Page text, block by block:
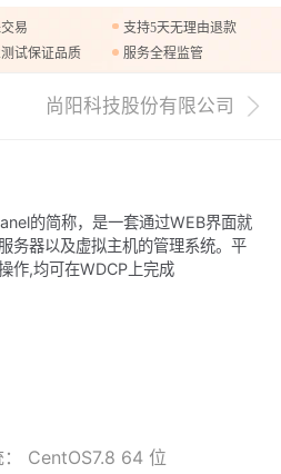
易
支持5天无理由退款
试保证品质
服务全程监管
尚阳科技股份有限公司
的简称，是一套通过WEB界面就
务器以及虚拟主机的管理系统。平
作,均可在WDCP上完成
CentOS7.8 64 位